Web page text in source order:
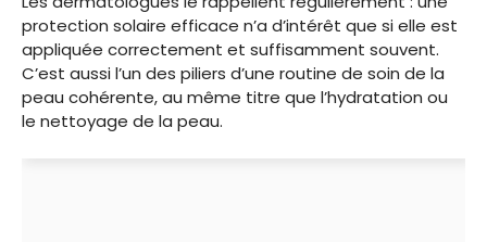
protection solaire efficace n’a d’intérêt que si elle est
appliquée correctement et suffisamment souvent.
C’est aussi l’un des piliers d’une routine de soin de la
peau cohérente, au même titre que l’hydratation ou
le nettoyage de la peau.